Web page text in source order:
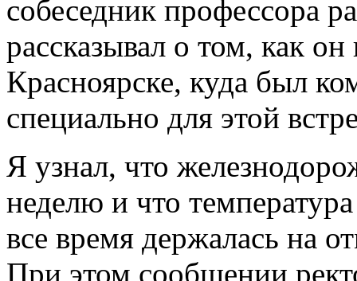
собеседник профессора
рассказывал о том, как он
Красноярске, куда был
специально для этой
Я узнал, что
неделю и что
все время держалась на
При этом сообщении